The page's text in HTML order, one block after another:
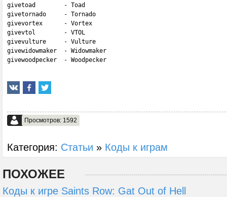
givetoad        - Toad
givetornado     - Tornado
givevortex      - Vortex
givevtol        - VTOL
givevulture     - Vulture
givewidowmaker  - Widowmaker
givewoodpecker  - Woodpecker
Просмотров: 1592
Категория: Статьи » Коды к играм
ПОХОЖЕЕ
Коды к игре Saints Row: Gat Out of Hell